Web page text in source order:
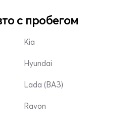
с пробегом
Kia
Hyundai
Lada (ВАЗ)
Ravon